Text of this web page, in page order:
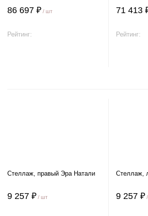
86 697 ₽ / шт
Рейтинг:
71 413
Рейтинг:
Стеллаж, правый Эра Натали
9 257 ₽ / шт
Стеллаж,
9 257 ₽